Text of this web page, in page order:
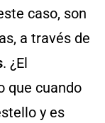
caso, son
a través de
. ¿El
que cuando
y es